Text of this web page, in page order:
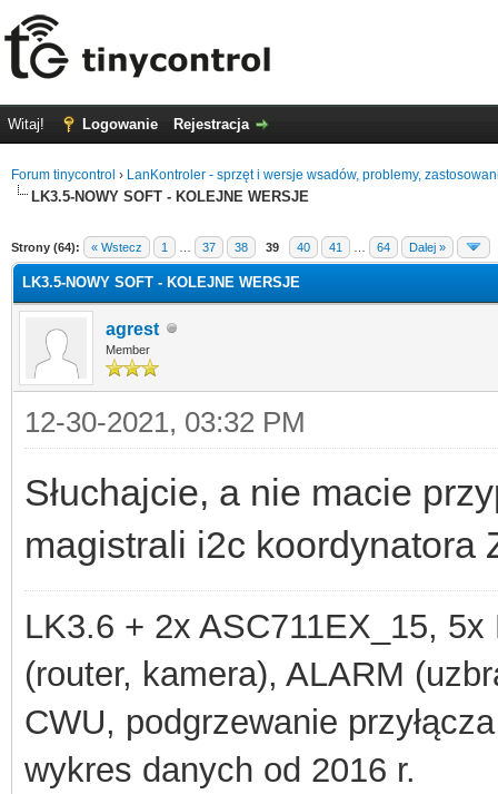
Witaj! Logowanie Rejestracja
Forum tinycontrol › LanKontroler - sprzęt i wersje wsadów, problemy,
LK3.5-NOWY SOFT - KOLEJNE WERSJE
Strony (64): « Wstecz 1 37 38 39 40 41 64 Dalej »
LK3.5-NOWY SOFT - KOLEJNE WERSJE
agrest
Member
12-30-2021, 03:32 PM
Słuchajcie, a nie macie
magistrali i2c koordynatora
LK3.6 + 2x ASC711EX_15,
(router, kamera), ALARM
CWU, podgrzewanie
wykres danych od 2016 r.